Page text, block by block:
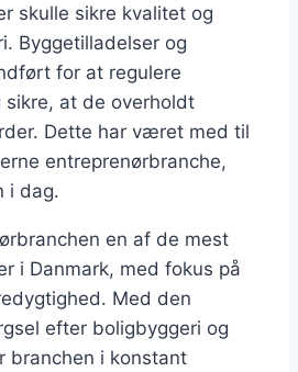
skulle sikre kvalitet og
Byggetilladelser og
for at regulere
sikre, at de overholdt
Dette har været med til
entreprenørbranche,
i dag.
en af de mest
i Danmark, med fokus på
Med den
efter boligbyggeri og
branchen i konstant